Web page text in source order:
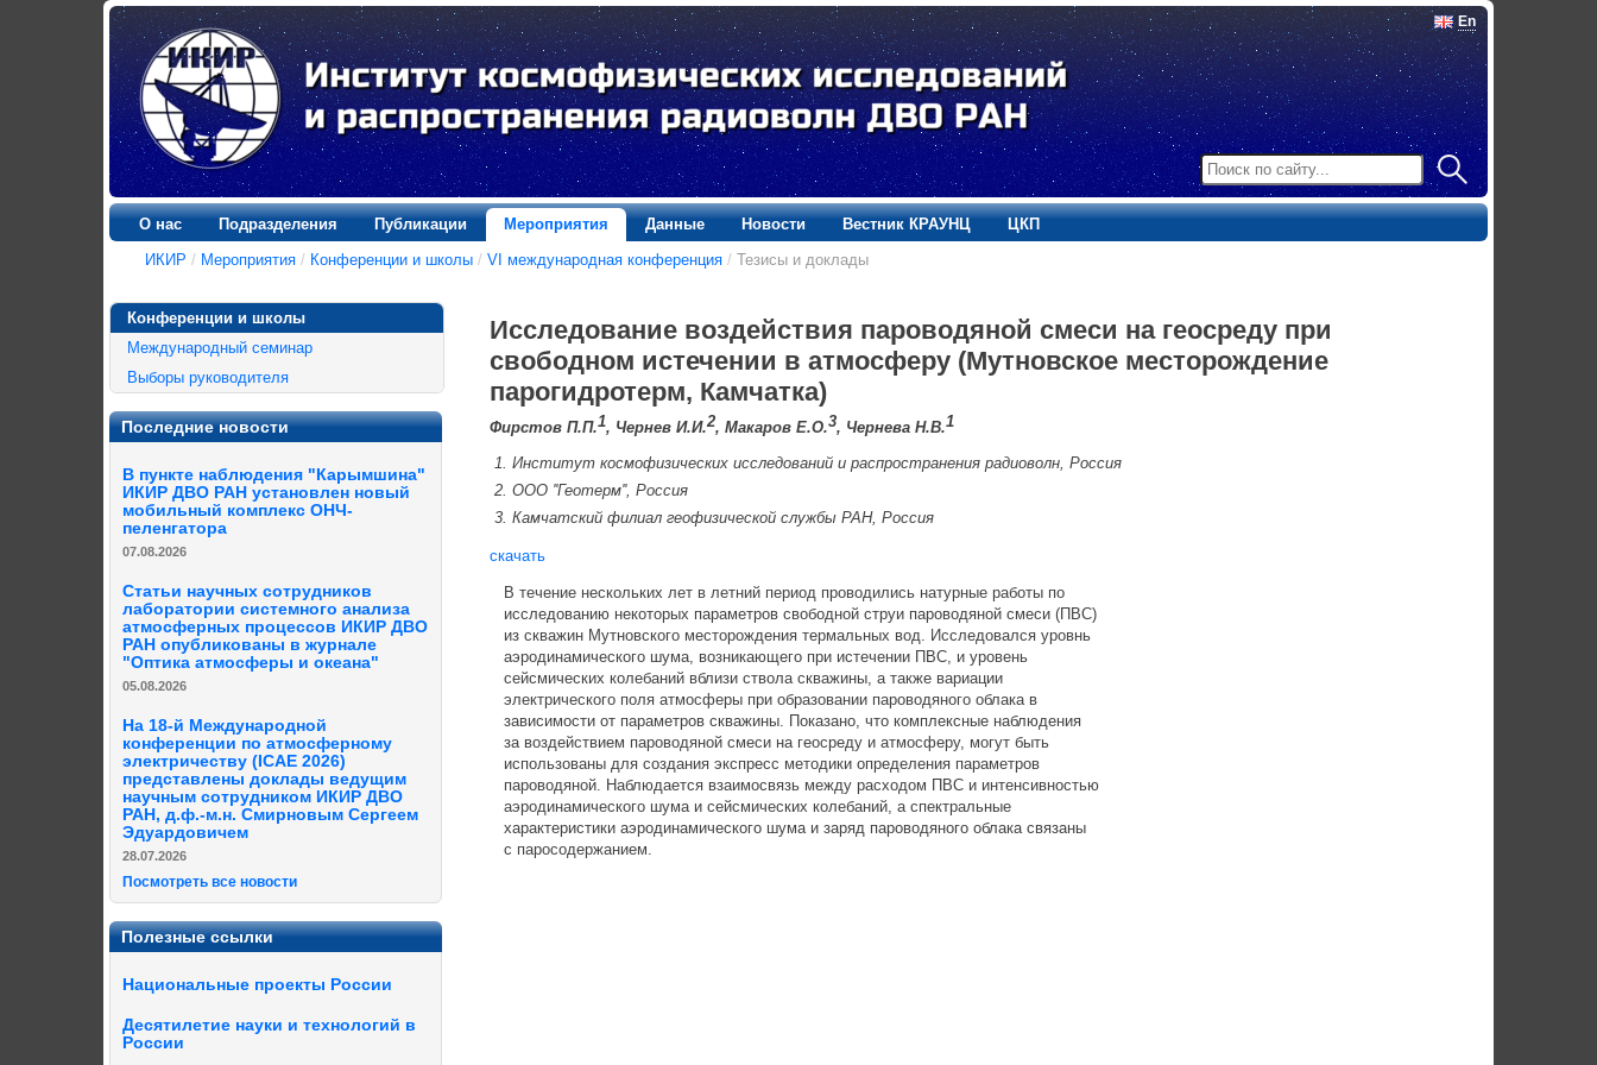
En
О нас Подразделения Публикации Мероприятия Данные Новости Вестник КРАУНЦ
ЦКП
ИКИР / Мероприятия / Конференции и школы / VI международная конференция / Тезисы и доклады
Конференции и школы
Международный семинар
Выборы руководителя
Последние новости
В пункте наблюдения "Карымшина"
ИКИР ДВО РАН установлен новый
мобильный комплекс ОНЧ-
пеленгатора
07.08.2026
Статьи научных сотрудников
лаборатории системного анализа
атмосферных процессов ИКИР ДВО
РАН опубликованы в журнале
"Оптика атмосферы и океана"
05.08.2026
На 18-й Международной
конференции по атмосферному
электричеству (ICAE 2026)
представлены доклады ведущим
научным сотрудником ИКИР ДВО
РАН, д.ф.-м.н. Смирновым Сергеем
Эдуардовичем
28.07.2026
Посмотреть все новости
Полезные ссылки
Национальные проекты России
Десятилетие науки и технологий в
России
Исследование воздействия пароводяной смеси на геосреду при
свободном истечении в атмосферу (Мутновское месторождение
парогидротерм, Камчатка)
Фирстов П.П.1, Чернев И.И.2, Макаров Е.О.3, Чернева Н.В.1
Институт космофизических исследований и распространения радиоволн, Россия
ООО ''Геотерм'', Россия
Камчатский филиал геофизической службы РАН, Россия
скачать
В течение нескольких лет в летний период проводились натурные работы по
исследованию некоторых параметров свободной струи пароводяной смеси (ПВС)
из скважин Мутновского месторождения термальных вод. Исследовался уровнь
аэродинамического шума, возникающего при истечении ПВС, и уровень
сейсмических колебаний вблизи ствола скважины, а также вариации
электрического поля атмосферы при образовании пароводяного облака в
зависимости от параметров скважины. Показано, что комплексные наблюдения
за воздействием пароводяной смеси на геосреду и атмосферу, могут быть
использованы для создания экспресс методики определения параметров
пароводяной. Наблюдается взаимосвязь между расходом ПВС и интенсивностью
аэродинамического шума и сейсмических колебаний, а спектральные
характеристики аэродинамического шума и заряд пароводяного облака связаны
с паросодержанием.